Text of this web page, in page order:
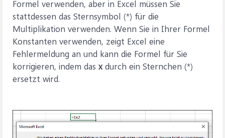
Formel verwenden, aber in Excel müssen Sie
stattdessen das Sternsymbol (*) für die
Multiplikation verwenden. Wenn Sie in Ihrer Formel
Konstanten verwenden, zeigt Excel eine
Fehlermeldung an und kann die Formel für Sie
korrigieren, indem das xdurch ein Sternchen (*)
ersetzt wird.